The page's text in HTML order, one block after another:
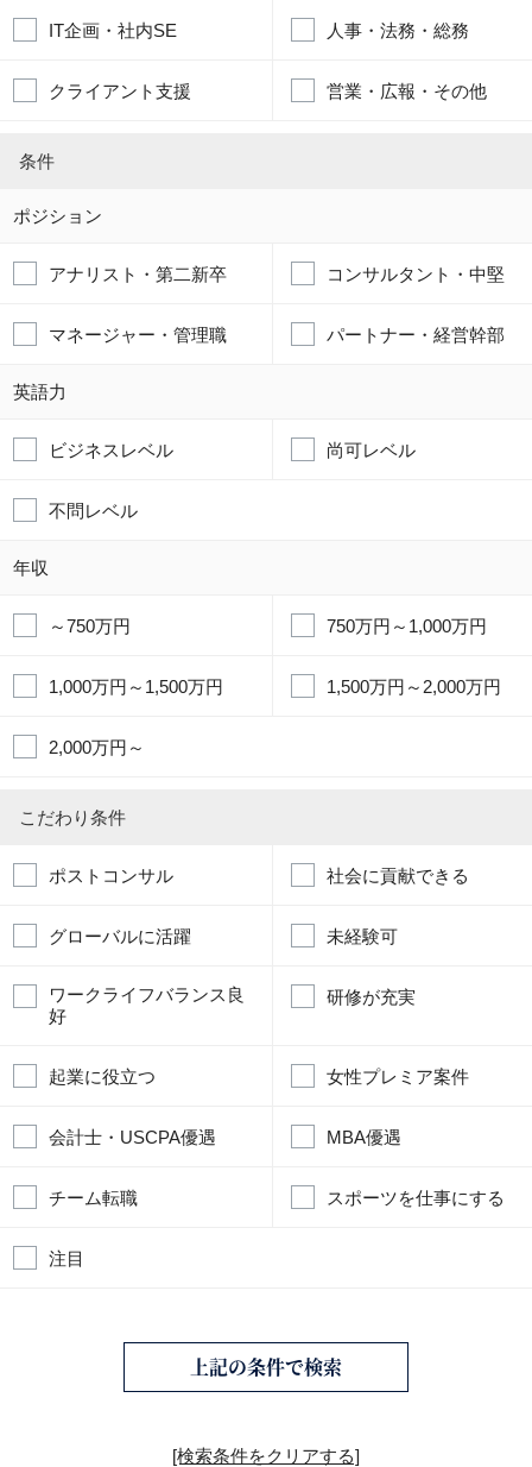
IT企画・社内SE 人事・法務・総務
クライアント支援 営業・広報・その他
条件
ポジション
アナリスト・第二新卒 コンサルタント・中堅
マネージャー・管理職 パートナー・経営幹部
英語力
ビジネスレベル 尚可レベル
不問レベル
年収
～750万円 750万円～1,000万円
1,000万円～1,500万円 1,500万円～2,000万円
2,000万円～
こだわり条件
ポストコンサル 社会に貢献できる
グローバルに活躍 未経験可
ワークライフバランス良
好
研修が充実
起業に役立つ 女性プレミア案件
会計士・USCPA優遇 MBA優遇
チーム転職 スポーツを仕事にする
注目
上記の条件で検索
[検索条件をクリアする]